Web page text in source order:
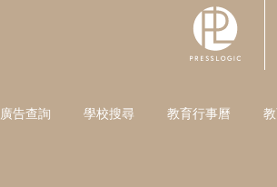
廣告查詢 學校搜尋 教育行事曆